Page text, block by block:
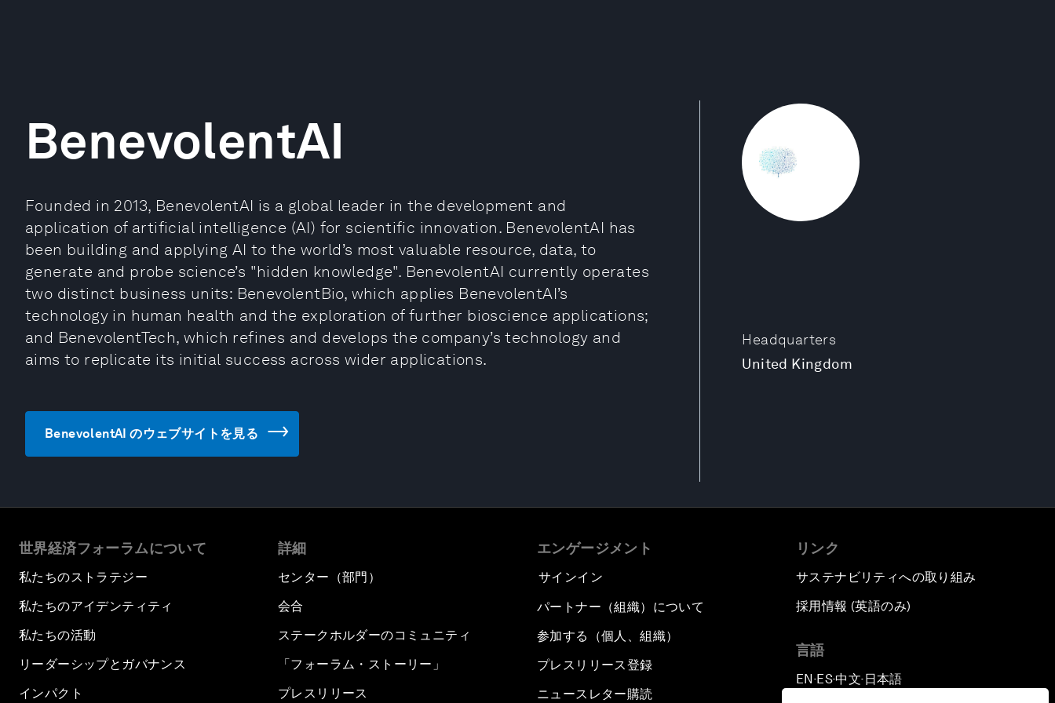
Headquarters
United Kingdom
BenevolentAI
Founded in 2013, BenevolentAI is a global leader in the development and
application of artificial intelligence (AI) for scientific innovation. BenevolentAI has
been building and applying AI to the world’s most valuable resource, data, to
generate and probe science’s "hidden knowledge". BenevolentAI currently operates
two distinct business units: BenevolentBio, which applies BenevolentAI’s
technology in human health and the exploration of further bioscience applications;
and BenevolentTech, which refines and develops the company’s technology and
aims to replicate its initial success across wider applications.
BenevolentAI のウェブサイトを見る
世界経済フォーラムについて
私たちのストラテジー
私たちのアイデンティティ
私たちの活動
リーダーシップとガバナンス
インパクト
詳細
センター（部門）
会合
ステークホルダーのコミュニティ
「フォーラム・ストーリー」
プレスリリース
エンゲージメント
サインイン
パートナー（組織）について
参加する（個人、組織）
プレスリリース登録
ニュースレター購読
リンク
サステナビリティへの取り組み
採用情報 (英語のみ)
言語
EN ▪ES▪中文▪ 日本語